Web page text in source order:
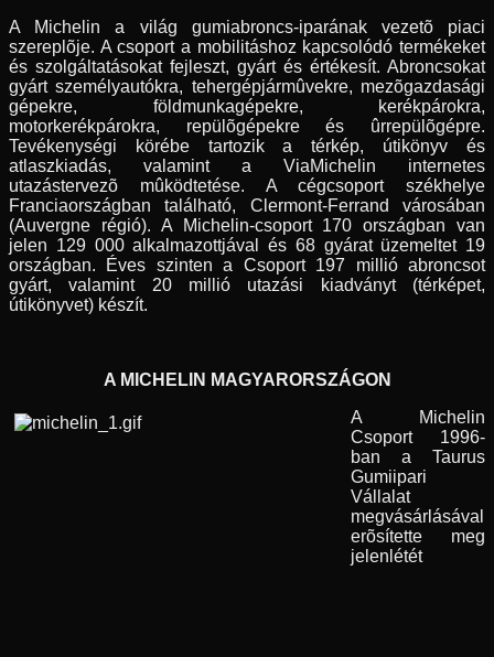
A Michelin a világ gumiabroncs-iparának vezetõ piaci
szereplõje. A csoport a mobilitáshoz kapcsolódó termékeket
és szolgáltatásokat fejleszt, gyárt és értékesít. Abroncsokat
gyárt személyautókra, tehergépjármûvekre, mezõgazdasági
gépekre, földmunkagépekre, kerékpárokra,
motorkerékpárokra, repülõgépekre és ûrrepülõgépre.
Tevékenységi körébe tartozik a térkép, útikönyv és
atlaszkiadás, valamint a ViaMichelin internetes
utazástervezõ mûködtetése. A cégcsoport székhelye
Franciaországban található, Clermont-Ferrand városában
(Auvergne régió). A Michelin-csoport 170 országban van
jelen 129 000 alkalmazottjával és 68 gyárat üzemeltet 19
országban. Éves szinten a Csoport 197 millió abroncsot
gyárt, valamint 20 millió utazási kiadványt (térképet,
útikönyvet) készít.
A MICHELIN MAGYARORSZÁGON
A Michelin
Csoport 1996-
ban a Taurus
Gumiipari
Vállalat
megvásárlásával
erõsítette meg
jelenlétét